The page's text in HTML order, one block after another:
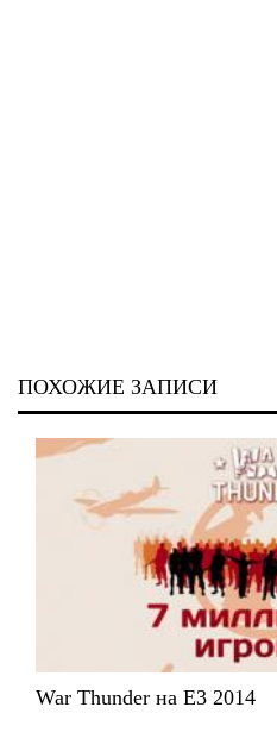
ПОХОЖИЕ ЗАПИСИ
War Thunder на Е3 2014